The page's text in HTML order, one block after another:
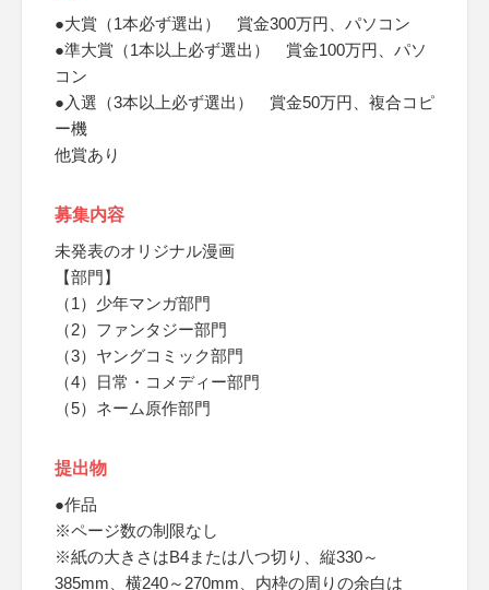
●大賞（1本必ず選出） 賞金300万円、パソコン
●準大賞（1本以上必ず選出） 賞金100万円、パソ
コン
●入選（3本以上必ず選出） 賞金50万円、複合コピ
ー機
他賞あり
募集内容
未発表のオリジナル漫画
【部門】
（1）少年マンガ部門
（2）ファンタジー部門
（3）ヤングコミック部門
（4）日常・コメディー部門
（5）ネーム原作部門
提出物
●作品
※ページ数の制限なし
※紙の大きさはB4または八つ切り、縦330～
385mm、横240～270mm、内枠の周りの余白は